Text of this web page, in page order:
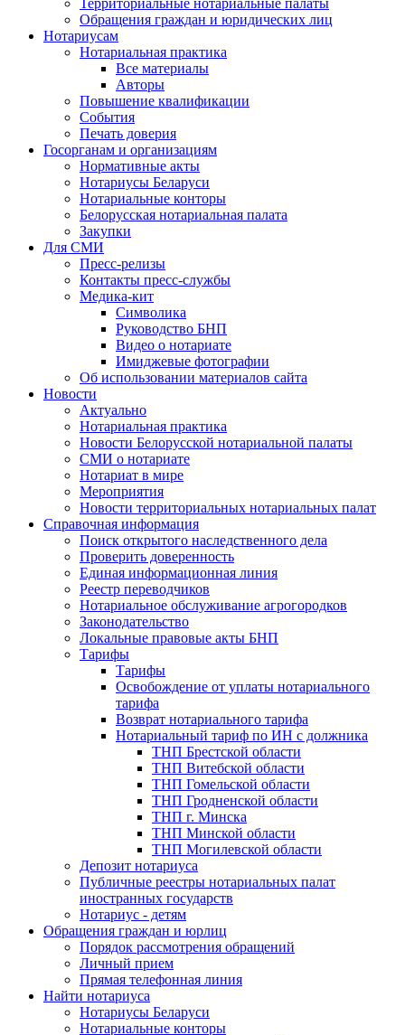
Территориальные нотариальные палаты
Обращения граждан и юридических лиц
Нотариусам
Нотариальная практика
Все материалы
Авторы
Повышение квалификации
События
Печать доверия
Госорганам и организациям
Нормативные акты
Нотариусы Беларуси
Нотариальные конторы
Белорусская нотариальная палата
Закупки
Для СМИ
Пресс-релизы
Контакты пресс-службы
Медика-кит
Символика
Руководство БНП
Видео о нотариате
Имиджевые фотографии
Об использовании материалов сайта
Новости
Актуально
Нотариальная практика
Новости Белорусской нотариальной палаты
СМИ о нотариате
Нотариат в мире
Мероприятия
Новости территориальных нотариальных палат
Справочная информация
Поиск открытого наследственного дела
Проверить доверенность
Единая информационная линия
Реестр переводчиков
Нотариальное обслуживание агрогородков
Законодательство
Локальные правовые акты БНП
Тарифы
Тарифы
Освобождение от уплаты нотариального
тарифа
Возврат нотариального тарифа
Нотариальный тариф по ИН с должника
ТНП Брестской области
ТНП Витебской области
ТНП Гомельской области
ТНП Гродненской области
ТНП г. Минска
ТНП Минской области
ТНП Могилевской области
Депозит нотариуса
Публичные реестры нотариальных палат
иностранных государств
Нотариус - детям
Обращения граждан и юрлиц
Порядок рассмотрения обращений
Личный прием
Прямая телефонная линия
Найти нотариуса
Нотариусы Беларуси
Нотариальные конторы